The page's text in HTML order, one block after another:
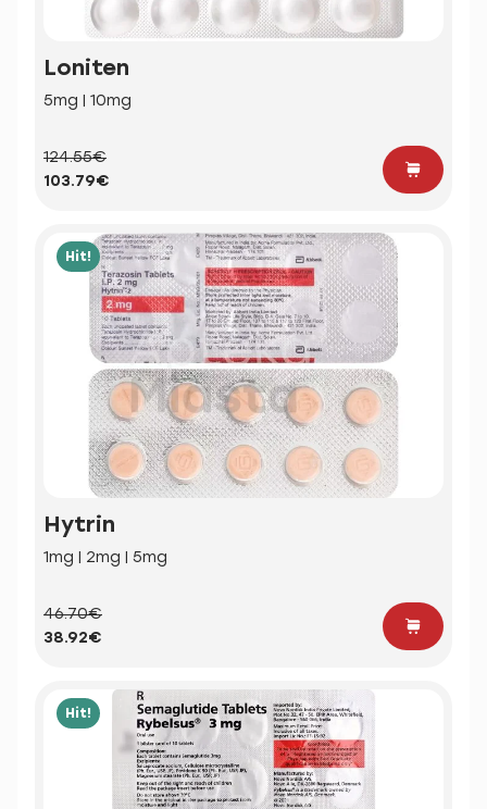
Loniten
5mg | 10mg
124.55€
103.79€
Hit!
Hytrin
1mg | 2mg | 5mg
46.70€
38.92€
Hit!